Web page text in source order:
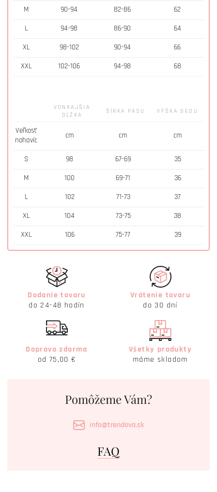
M 90-94 82-86 62
L 94-98 86-90 64
XL 98-102 90-94 66
XXL 102-106 94-98 68
VONKAJŠIA
DĹŽKA
ŠÍRKA PÁSU VÝŠKA SEDU
Veľkosť
nohavíc
cm cm cm
S 98 67-69 35
M 100 69-71 36
L 102 71-73 37
XL 104 73-75 38
XXL 106 75-77 39
Dodanie tovaru
do 24-48 hodín
Vrátenie tovaru
do 30 dní
Doprava zdarma
od 75,00 €
Všetky produkty
máme skladom
Pomôžeme Vám?
info@trendova.sk
FAQ